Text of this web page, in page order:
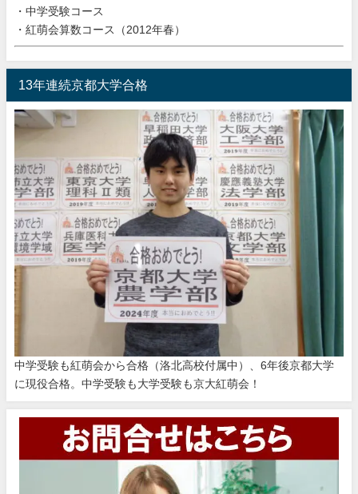
・中学受験コース
・紅萌会算数コース（2012年春）
13年連続京都大学合格
中学受験も紅萌会から合格（洛北高校付属中）、6年後京都大学
に現役合格。中学受験も大学受験も京大紅萌会！